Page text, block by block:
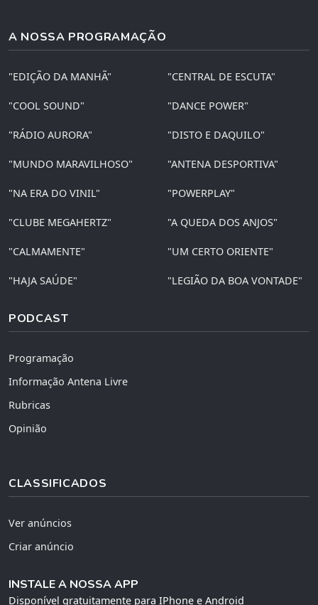
A NOSSA PROGRAMAÇÃO
"EDIÇÃO DA MANHÃ" "CENTRAL DE ESCUTA"
"COOL SOUND" "DANCE POWER"
"RÁDIO AURORA" "DISTO E DAQUILO"
"MUNDO MARAVILHOSO" "ANTENA DESPORTIVA"
"NA ERA DO VINIL" "POWERPLAY"
"CLUBE MEGAHERTZ" "A QUEDA DOS ANJOS"
"CALMAMENTE" "UM CERTO ORIENTE"
"HAJA SAÚDE" "LEGIÃO DA BOA VONTADE"
PODCAST
Programação
Informação Antena Livre
Rubricas
Opinião
CLASSIFICADOS
Ver anúncios
Criar anúncio
INSTALE A NOSSA APP
Disponível gratuitamente para IPhone e Android